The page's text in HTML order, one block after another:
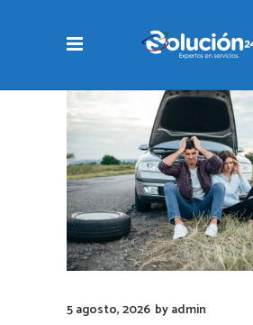
5 agosto, 2026 byadmin